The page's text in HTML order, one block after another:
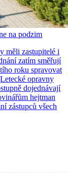
na podzim
měli zastupitelé i
zatím směřují
roku spravovat
opravny
dojednávají
hejtman
zástupců všech